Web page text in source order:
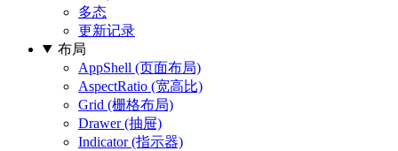
多态
更新记录
布局
AppShell (页面布局)
AspectRatio (宽高比)
Grid (栅格布局)
Drawer (抽屉)
Indicator (指示器)